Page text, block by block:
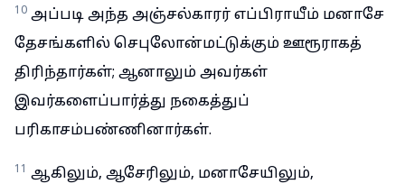
10 அப்படி அந்த அஞ்சல்காரர் எப்பிராயீம் மனாசே
தேசங்களில் செபுலோன்மட்டுக்கும் ஊரூராகத்
திரிந்தார்கள்; ஆனாலும் அவர்கள்
இவர்களைப்பார்த்து நகைத்துப்
பரிகாசம்பண்ணினார்கள்.
11 ஆகிலும், ஆசேரிலும், மனாசேயிலும்,